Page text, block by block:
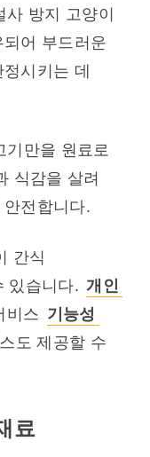
사 방지 고양이
어 부드러운
시키는 데
기만을 원료로
식감을 살려
전합니다.
간식
있습니다. 개인
비스 기능성
도 제공할 수
료